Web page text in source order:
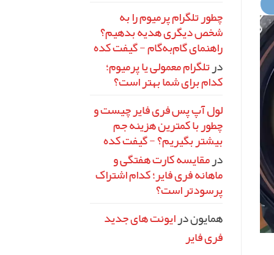
چطور تلگرام پرمیوم را به
شخص دیگری هدیه بدهیم؟
راهنمای گام‌به‌گام - گیفت کده
درتلگرام معمولی یا پرمیوم؛
کدام برای شما بهتر است؟
لول آپ پس فری فایر چیست و
چطور با کمترین هزینه جم
بیشتر بگیریم؟ - گیفت کده
درمقایسه کارت هفتگی و
ماهانه فری فایر؛ کدام اشتراک
پرسودتر است؟
همایوندرایونت‌ های جدید
فری فایر